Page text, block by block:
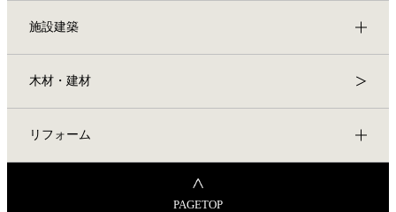
施設建築
木材・建材
リフォーム
PAGETOP